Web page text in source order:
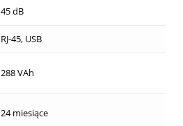
45 dB
RJ-45, USB
288 VAh
24 miesiące